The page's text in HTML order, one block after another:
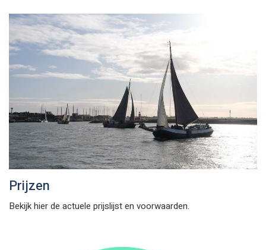
Prijzen
Bekijk hier de actuele prijslijst en voorwaarden.